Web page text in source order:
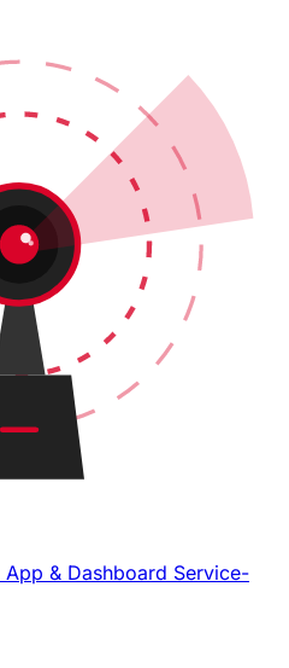
App & Dashboard Service-